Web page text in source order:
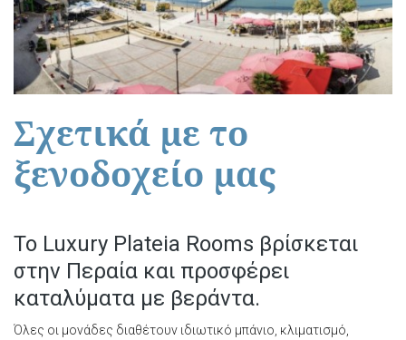
Σχετικά με το
ξενοδοχείο μας
Το Luxury Plateia Rooms βρίσκεται
στην Περαία και προσφέρει
καταλύματα με βεράντα.
Όλες οι μονάδες διαθέτουν ιδιωτικό μπάνιο, κλιματισμό,